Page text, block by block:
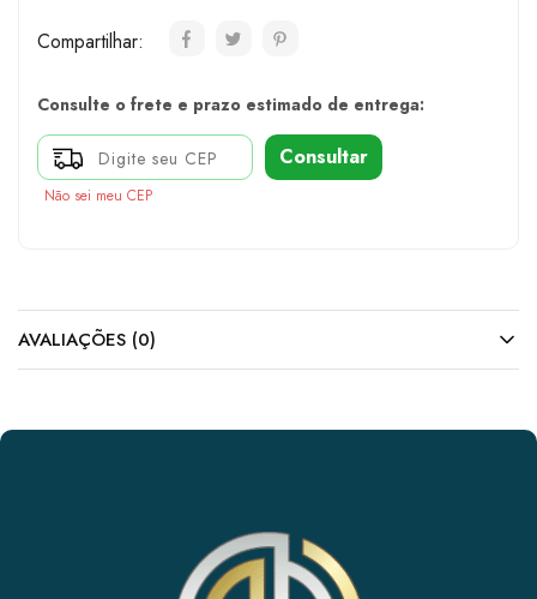
Compartilhar:
Consulte o frete e prazo estimado de entrega:
Consultar
Não sei meu CEP
AVALIAÇÕES (0)